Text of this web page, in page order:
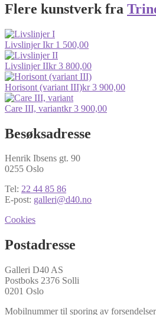
Flere kunstverk fra
Livslinjer Ikr1 500,00
Livslinjer IIkr3 800,00
Horisont (variant III)kr3 900,00
Care III, variantkr3 900,00
Besøksadresse
Henrik Ibsens gt. 90
0255 Oslo
Tel: 22 44 85 86
E-post: galleri@d40.no
Cookies
Postadresse
Galleri D40 AS
Postboks 2376 Solli
0201 Oslo
Mobilnummer til sporing av